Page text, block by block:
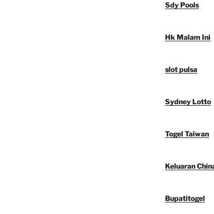
Sdy Pools
Hk Malam Ini
slot pulsa
Sydney Lotto
Togel Taiwan
Keluaran
Bupatitogel